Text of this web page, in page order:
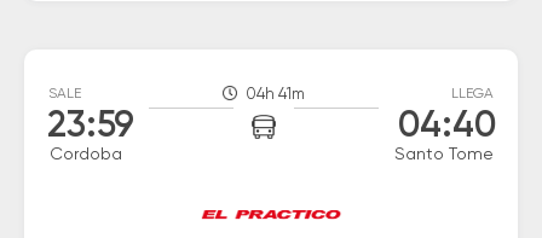
SALE
23:59
Cordoba
04h 41m LLEGA
04:40
Santo Tome